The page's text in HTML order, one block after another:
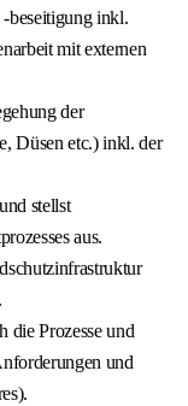
beseitigung inkl.
mit externen
der
Düsen etc.) inkl. der
stellst
aus.
die Prozesse und
und